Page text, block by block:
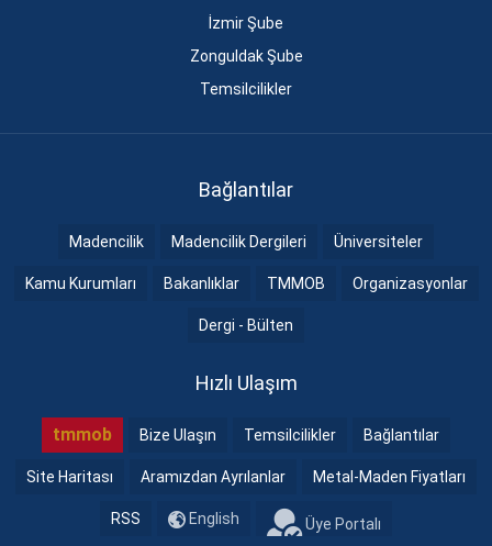
İzmir Şube
Zonguldak Şube
Temsilcilikler
Bağlantılar
Madencilik Madencilik Dergileri Üniversiteler
Kamu Kurumları Bakanlıklar TMMOB Organizasyonlar
Dergi - Bülten
Hızlı Ulaşım
tmmob Bize Ulaşın Temsilcilikler Bağlantılar
Site Haritası Aramızdan Ayrılanlar Metal-Maden Fiyatları
RSS English Üye Portalı